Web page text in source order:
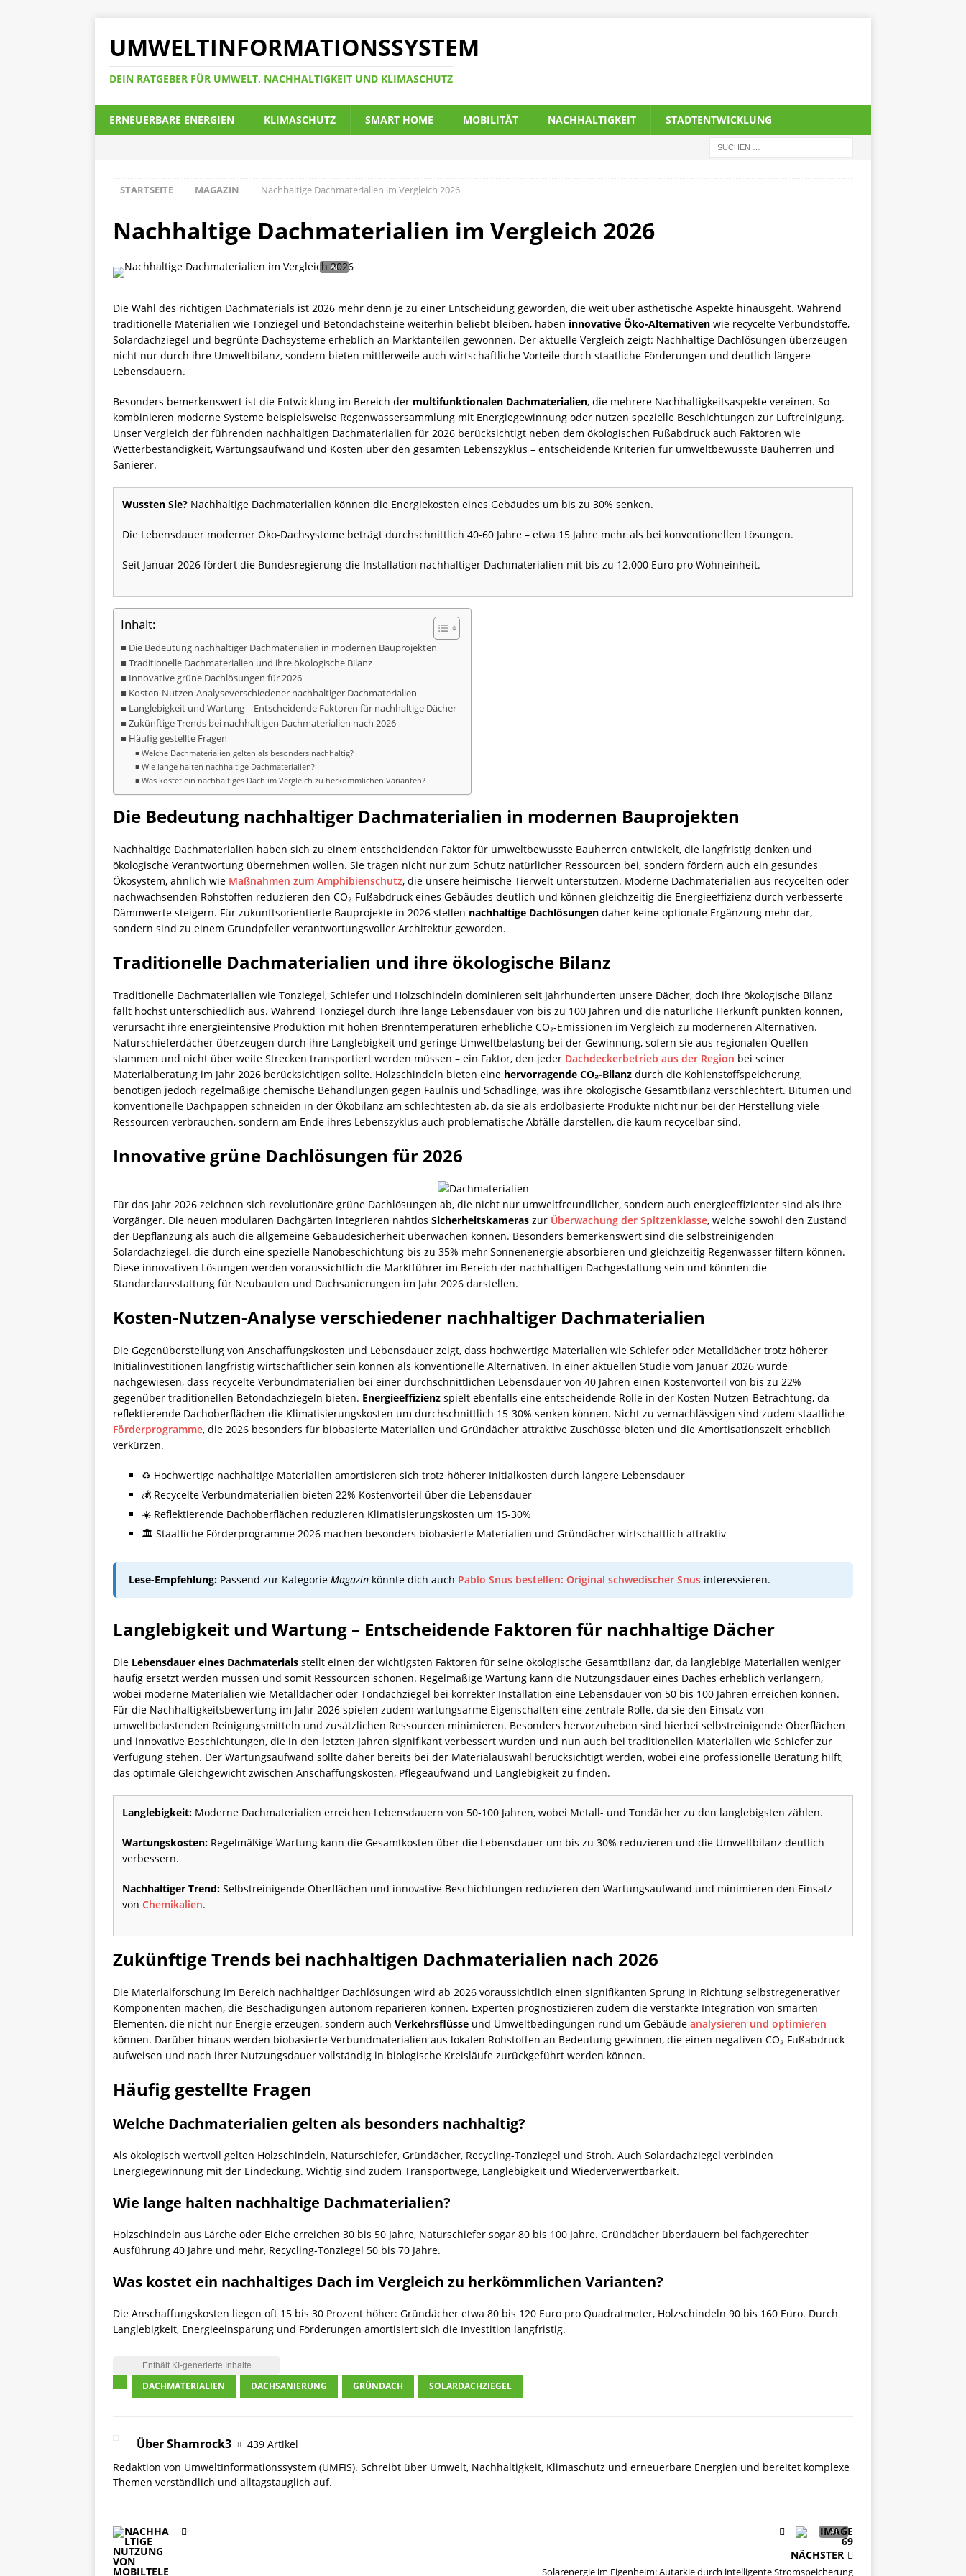
UMWELTINFORMATIONSSYSTEM
DEIN RATGEBER FÜR UMWELT, NACHHALTIGKEIT UND KLIMASCHUTZ
ERNEUERBARE ENERGIEN KLIMASCHUTZ SMART HOME MOBILITÄT NACHHALTIGKEIT STADTENTWICKLUNG
STARTSEITE MAGAZIN Nachhaltige Dachmaterialien im Vergleich 2026
Nachhaltige Dachmaterialien im Vergleich 2026
Die Wahl des richtigen Dachmaterials ist 2026 mehr denn je zu einer Entscheidung geworden, die weit über ästhetische Aspekte hinausgeht. Während
traditionelle Materialien wie Tonziegel und Betondachsteine weiterhin beliebt bleiben, haben innovative Öko-Alternativen wie recycelte Verbundstoffe,
Solardachziegel und begrünte Dachsysteme erheblich an Marktanteilen gewonnen. Der aktuelle Vergleich zeigt: Nachhaltige Dachlösungen überzeugen
nicht nur durch ihre Umweltbilanz, sondern bieten mittlerweile auch wirtschaftliche Vorteile durch staatliche Förderungen und deutlich längere
Lebensdauern.
Besonders bemerkenswert ist die Entwicklung im Bereich der multifunktionalen Dachmaterialien, die mehrere Nachhaltigkeitsaspekte vereinen. So
kombinieren moderne Systeme beispielsweise Regenwassersammlung mit Energiegewinnung oder nutzen spezielle Beschichtungen zur Luftreinigung.
Unser Vergleich der führenden nachhaltigen Dachmaterialien für 2026 berücksichtigt neben dem ökologischen Fußabdruck auch Faktoren wie
Wetterbeständigkeit, Wartungsaufwand und Kosten über den gesamten Lebenszyklus – entscheidende Kriterien für umweltbewusste Bauherren und
Sanierer.
Wussten Sie? Nachhaltige Dachmaterialien können die Energiekosten eines Gebäudes um bis zu 30% senken.
Die Lebensdauer moderner Öko-Dachsysteme beträgt durchschnittlich 40-60 Jahre – etwa 15 Jahre mehr als bei konventionellen Lösungen.
Seit Januar 2026 fördert die Bundesregierung die Installation nachhaltiger Dachmaterialien mit bis zu 12.000 Euro pro Wohneinheit.
Inhalt:
Die Bedeutung nachhaltiger Dachmaterialien in modernen Bauprojekten
Traditionelle Dachmaterialien und ihre ökologische Bilanz
Innovative grüne Dachlösungen für 2026
Kosten-Nutzen-Analyseverschiedener nachhaltiger Dachmaterialien
Langlebigkeit und Wartung – Entscheidende Faktoren für nachhaltige Dächer
Zukünftige Trends bei nachhaltigen Dachmaterialien nach 2026
Häufig gestellte Fragen
Welche Dachmaterialien gelten als besonders nachhaltig?
Wie lange halten nachhaltige Dachmaterialien?
Was kostet ein nachhaltiges Dach im Vergleich zu herkömmlichen Varianten?
Die Bedeutung nachhaltiger Dachmaterialien in modernen Bauprojekten
Nachhaltige Dachmaterialien haben sich zu einem entscheidenden Faktor für umweltbewusste Bauherren entwickelt, die langfristig denken und
ökologische Verantwortung übernehmen wollen. Sie tragen nicht nur zum Schutz natürlicher Ressourcen bei, sondern fördern auch ein gesundes
Ökosystem, ähnlich wie Maßnahmen zum Amphibienschutz, die unsere heimische Tierwelt unterstützen. Moderne Dachmaterialien aus recycelten oder
nachwachsenden Rohstoffen reduzieren den CO₂-Fußabdruck eines Gebäudes deutlich und können gleichzeitig die Energieeffizienz durch verbesserte
Dämmwerte steigern. Für zukunftsorientierte Bauprojekte in 2026 stellen nachhaltige Dachlösungen daher keine optionale Ergänzung mehr dar,
sondern sind zu einem Grundpfeiler verantwortungsvoller Architektur geworden.
Traditionelle Dachmaterialien und ihre ökologische Bilanz
Traditionelle Dachmaterialien wie Tonziegel, Schiefer und Holzschindeln dominieren seit Jahrhunderten unsere Dächer, doch ihre ökologische Bilanz
fällt höchst unterschiedlich aus. Während Tonziegel durch ihre lange Lebensdauer von bis zu 100 Jahren und die natürliche Herkunft punkten können,
verursacht ihre energieintensive Produktion mit hohen Brenntemperaturen erhebliche CO₂-Emissionen im Vergleich zu moderneren Alternativen.
Naturschieferdächer überzeugen durch ihre Langlebigkeit und geringe Umweltbelastung bei der Gewinnung, sofern sie aus regionalen Quellen
stammen und nicht über weite Strecken transportiert werden müssen – ein Faktor, den jeder Dachdeckerbetrieb aus der Region bei seiner
Materialberatung im Jahr 2026 berücksichtigen sollte. Holzschindeln bieten eine hervorragende CO₂-Bilanz durch die Kohlenstoffspeicherung,
benötigen jedoch regelmäßige chemische Behandlungen gegen Fäulnis und Schädlinge, was ihre ökologische Gesamtbilanz verschlechtert. Bitumen und
konventionelle Dachpappen schneiden in der Ökobilanz am schlechtesten ab, da sie als erdölbasierte Produkte nicht nur bei der Herstellung viele
Ressourcen verbrauchen, sondern am Ende ihres Lebenszyklus auch problematische Abfälle darstellen, die kaum recycelbar sind.
Innovative grüne Dachlösungen für 2026
Für das Jahr 2026 zeichnen sich revolutionäre grüne Dachlösungen ab, die nicht nur umweltfreundlicher, sondern auch energieeffizienter sind als ihre
Vorgänger. Die neuen modularen Dachgärten integrieren nahtlos Sicherheitskameras zur Überwachung der Spitzenklasse, welche sowohl den Zustand
der Bepflanzung als auch die allgemeine Gebäudesicherheit überwachen können. Besonders bemerkenswert sind die selbstreinigenden
Solardachziegel, die durch eine spezielle Nanobeschichtung bis zu 35% mehr Sonnenenergie absorbieren und gleichzeitig Regenwasser filtern können.
Diese innovativen Lösungen werden voraussichtlich die Marktführer im Bereich der nachhaltigen Dachgestaltung sein und könnten die
Standardausstattung für Neubauten und Dachsanierungen im Jahr 2026 darstellen.
Kosten-Nutzen-Analyse verschiedener nachhaltiger Dachmaterialien
Die Gegenüberstellung von Anschaffungskosten und Lebensdauer zeigt, dass hochwertige Materialien wie Schiefer oder Metalldächer trotz höherer
Initialinvestitionen langfristig wirtschaftlicher sein können als konventionelle Alternativen. In einer aktuellen Studie vom Januar 2026 wurde
nachgewiesen, dass recycelte Verbundmaterialien bei einer durchschnittlichen Lebensdauer von 40 Jahren einen Kostenvorteil von bis zu 22%
gegenüber traditionellen Betondachziegeln bieten. Energieeffizienz spielt ebenfalls eine entscheidende Rolle in der Kosten-Nutzen-Betrachtung, da
reflektierende Dachoberflächen die Klimatisierungskosten um durchschnittlich 15-30% senken können. Nicht zu vernachlässigen sind zudem staatliche
Förderprogramme, die 2026 besonders für biobasierte Materialien und Gründächer attraktive Zuschüsse bieten und die Amortisationszeit erheblich
verkürzen.
♻️ Hochwertige nachhaltige Materialien amortisieren sich trotz höherer Initialkosten durch längere Lebensdauer
💰 Recycelte Verbundmaterialien bieten 22% Kostenvorteil über die Lebensdauer
☀️ Reflektierende Dachoberflächen reduzieren Klimatisierungskosten um 15-30%
🏛️ Staatliche Förderprogramme 2026 machen besonders biobasierte Materialien und Gründächer wirtschaftlich attraktiv
Lese-Empfehlung: Passend zur Kategorie Magazin könnte dich auch Pablo Snus bestellen: Original schwedischer Snus interessieren.
Langlebigkeit und Wartung – Entscheidende Faktoren für nachhaltige Dächer
Die Lebensdauer eines Dachmaterials stellt einen der wichtigsten Faktoren für seine ökologische Gesamtbilanz dar, da langlebige Materialien weniger
häufig ersetzt werden müssen und somit Ressourcen schonen. Regelmäßige Wartung kann die Nutzungsdauer eines Daches erheblich verlängern,
wobei moderne Materialien wie Metalldächer oder Tondachziegel bei korrekter Installation eine Lebensdauer von 50 bis 100 Jahren erreichen können.
Für die Nachhaltigkeitsbewertung im Jahr 2026 spielen zudem wartungsarme Eigenschaften eine zentrale Rolle, da sie den Einsatz von
umweltbelastenden Reinigungsmitteln und zusätzlichen Ressourcen minimieren. Besonders hervorzuheben sind hierbei selbstreinigende Oberflächen
und innovative Beschichtungen, die in den letzten Jahren signifikant verbessert wurden und nun auch bei traditionellen Materialien wie Schiefer zur
Verfügung stehen. Der Wartungsaufwand sollte daher bereits bei der Materialauswahl berücksichtigt werden, wobei eine professionelle Beratung hilft,
das optimale Gleichgewicht zwischen Anschaffungskosten, Pflegeaufwand und Langlebigkeit zu finden.
Langlebigkeit: Moderne Dachmaterialien erreichen Lebensdauern von 50-100 Jahren, wobei Metall- und Tondächer zu den langlebigsten zählen.
Wartungskosten: Regelmäßige Wartung kann die Gesamtkosten über die Lebensdauer um bis zu 30% reduzieren und die Umweltbilanz deutlich
verbessern.
Nachhaltiger Trend: Selbstreinigende Oberflächen und innovative Beschichtungen reduzieren den Wartungsaufwand und minimieren den Einsatz
von Chemikalien.
Zukünftige Trends bei nachhaltigen Dachmaterialien nach 2026
Die Materialforschung im Bereich nachhaltiger Dachlösungen wird ab 2026 voraussichtlich einen signifikanten Sprung in Richtung selbstregenerativer
Komponenten machen, die Beschädigungen autonom reparieren können. Experten prognostizieren zudem die verstärkte Integration von smarten
Elementen, die nicht nur Energie erzeugen, sondern auch Verkehrsflüsse und Umweltbedingungen rund um Gebäude analysieren und optimieren
können. Darüber hinaus werden biobasierte Verbundmaterialien aus lokalen Rohstoffen an Bedeutung gewinnen, die einen negativen CO₂-Fußabdruck
aufweisen und nach ihrer Nutzungsdauer vollständig in biologische Kreisläufe zurückgeführt werden können.
Häufig gestellte Fragen
Welche Dachmaterialien gelten als besonders nachhaltig?
Als ökologisch wertvoll gelten Holzschindeln, Naturschiefer, Gründächer, Recycling-Tonziegel und Stroh. Auch Solardachziegel verbinden
Energiegewinnung mit der Eindeckung. Wichtig sind zudem Transportwege, Langlebigkeit und Wiederverwertbarkeit.
Wie lange halten nachhaltige Dachmaterialien?
Holzschindeln aus Lärche oder Eiche erreichen 30 bis 50 Jahre, Naturschiefer sogar 80 bis 100 Jahre. Gründächer überdauern bei fachgerechter
Ausführung 40 Jahre und mehr, Recycling-Tonziegel 50 bis 70 Jahre.
Was kostet ein nachhaltiges Dach im Vergleich zu herkömmlichen Varianten?
Die Anschaffungskosten liegen oft 15 bis 30 Prozent höher: Gründächer etwa 80 bis 120 Euro pro Quadratmeter, Holzschindeln 90 bis 160 Euro. Durch
Langlebigkeit, Energieeinsparung und Förderungen amortisiert sich die Investition langfristig.
DACHMATERIALIEN DACHSANIERUNG GRÜNDACH SOLARDACHZIEGEL
Über Shamrock3
439 Artikel
Redaktion von UmweltInformationssystem (UMFIS). Schreibt über Umwelt, Nachhaltigkeit, Klimaschutz und erneuerbare Energien und bereitet komplexe
Themen verständlich und alltagstauglich auf.
NÄCHSTER
Solarenergie im Eigenheim: Autarkie durch intelligente Stromspeicherung